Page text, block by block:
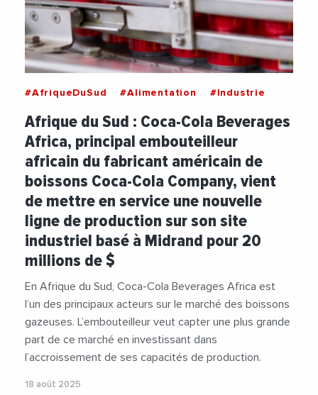
#AfriqueDuSud #Alimentation #Industrie
Afrique du Sud : Coca-Cola Beverages
Africa, principal embouteilleur
africain du fabricant américain de
boissons Coca-Cola Company, vient
de mettre en service une nouvelle
ligne de production sur son site
industriel basé à Midrand pour 20
millions de $
En Afrique du Sud, Coca-Cola Beverages Africa est
l’un des principaux acteurs sur le marché des boissons
gazeuses. L’embouteilleur veut capter une plus grande
part de ce marché en investissant dans
l’accroissement de ses capacités de production.
18 août 2025